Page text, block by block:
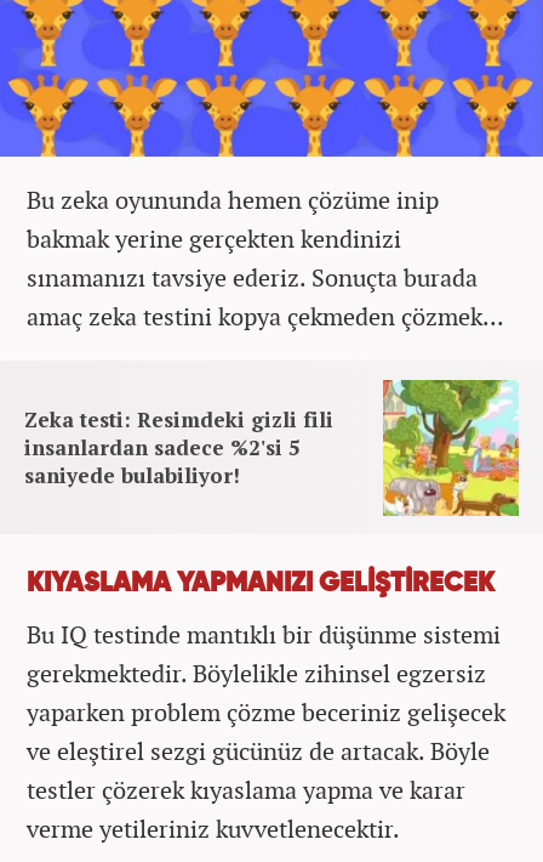
Bu zeka oyununda hemen çözüme inip
bakmak yerine gerçekten kendinizi
sınamanızı tavsiye ederiz. Sonuçta burada
amaç zeka testini kopya çekmeden çözmek...
Zeka testi: Resimdeki gizli fili
insanlardan sadece %2'si 5
saniyede bulabiliyor!
KIYASLAMA YAPMANIZI GELİŞTİRECEK
Bu IQ testinde mantıklı bir düşünme sistemi
gerekmektedir. Böylelikle zihinsel egzersiz
yaparken problem çözme beceriniz gelişecek
ve eleştirel sezgi gücünüz de artacak. Böyle
testler çözerek kıyaslama yapma ve karar
verme yetileriniz kuvvetlenecektir.